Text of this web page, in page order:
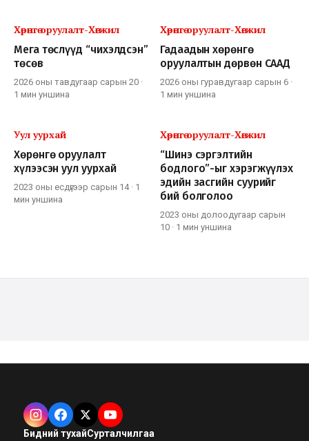
Хөрөнгө оруулалт-Хөгжил
Мега төслүүд “чихэлдсэн”
төсөв
2026 оны тавдугаар сарын 20 ·
1 мин уншина
Хөрөнгө оруулалт-Хөгжил
Гадаадын хөрөнгө
оруулалтын дөрвөн СААД
2026 оны гуравдугаар сарын 6 ·
1 мин уншина
Уул уурхай
Хөрөнгө оруулалт
хүлээсэн уул уурхай
2023 оны есдүгээр сарын 14· 1
мин уншина
Хөрөнгө оруулалт-Хөгжил
“Шинэ сэргэлтийн
бодлого”-ыг хэрэгжүүлэх
эдийн засгийн суурийг
бий болголоо
2023 оны долоодугаар сарын
10 · 1 мин уншина
Бидний тухайСурталчилгаа